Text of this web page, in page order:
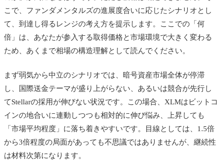
こで、ファンダメンタルズの進展度合いに応じたシナリオとし
て、到達し得るレンジの考え方を提示します。ここでの「何
倍」は、あなたが参入する取得価格と市場環境で大きく変わる
ため、あくまで相場の構造理解として読んでください。
まず弱気から中立のシナリオでは、暗号資産市場全体が停滞
し、国際送金テーマが盛り上がらない、あるいは競合が先行し
てStellarの採用が伸びない状況です。この場合、XLMはビットコ
インの地合いに連動しつつも相対的に伸び悩み、上昇しても
「市場平均程度」に落ち着きやすいです。目線としては、1.5倍
から3倍程度の局面があっても不思議ではありませんが、継続性
は材料次第になります。